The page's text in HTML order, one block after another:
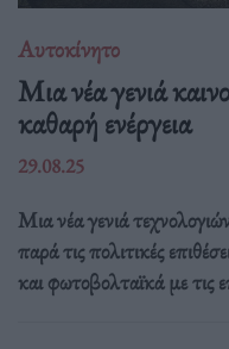
Αυτοκίνητο
Μια νέα γενιά
καθαρή ενέργεια
29.08.25
Μια νέα γενιά
παρά τις πολιτικές
και φωτοβολταϊκά με τις